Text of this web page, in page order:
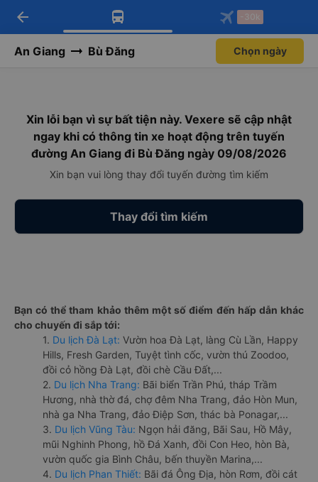
Tải app Vexere ngay!
Nhận ưu đãi thành viên độc
Mở app
Tải app Vexere
-30k/ghế khi đặt vé máy bay qua
Mở app
arrow_back -30k
An Giang Bù Đăng Chọn ngày
Xin lỗi bạn vì sự bất tiện này. Vexere sẽ cập nhật
ngay khi có thông tin xe hoạt động trên tuyến
đường An Giang đi Bù Đăng ngày 09/08/2026
Xin bạn vui lòng thay đổi tuyến đường tìm kiếm
Thay đổi tìm kiếm
Bạn có thể tham khảo thêm một số điểm đến hấp dẫn khác
cho chuyến đi sắp tới:
1. Du lịch Đà Lạt: Vườn hoa Đà Lạt, làng Cù Lần, Happy
Hills, Fresh Garden, Tuyệt tình cốc, vườn thú Zoodoo,
đồi cỏ hồng Đà Lạt, đồi chè Cầu Đất,...
2. Du lịch Nha Trang: Bãi biển Trần Phú, tháp Trầm
Hương, nhà thờ đá, chợ đêm Nha Trang, đảo Hòn Mun,
nhà ga Nha Trang, đảo Điệp Sơn, thác bà Ponagar,...
3. Du lịch Vũng Tàu: Ngọn hải đăng, Bãi Sau, Hồ Mây,
mũi Nghinh Phong, hồ Đá Xanh, đồi Con Heo, hòn Bà,
vườn quốc gia Bình Châu, bến thuyền Marina,...
4. Du lịch Phan Thiết: Bãi đá Ông Địa, hòn Rơm, đồi cát